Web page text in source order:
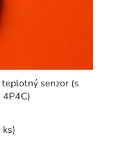
senzor (s
4P4C)
ks)